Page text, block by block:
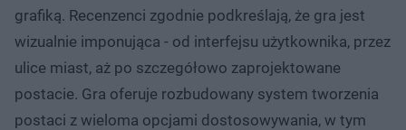
grafiką. Recenzenci zgodnie podkreślają, że gra jest
wizualnie imponująca - od interfejsu użytkownika, przez
ulice miast, aż po szczegółowo zaprojektowane
postacie. Gra oferuje rozbudowany system tworzenia
postaci z wieloma opcjami dostosowywania, w tym